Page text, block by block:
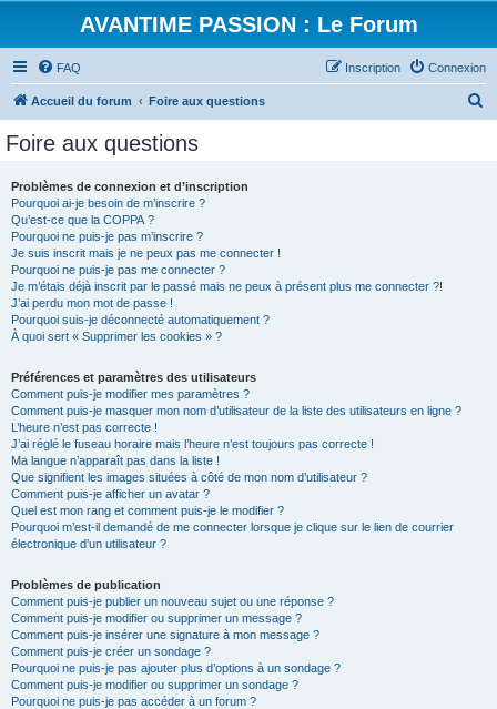
AVANTIME PASSION : Le Forum
FAQ Connexion
Inscription
Accueil du forum Foire aux questions
Foire aux questions
Problèmes de connexion et d’inscription
Pourquoi ai-je besoin de m’inscrire ?
Qu’est-ce que la COPPA ?
Pourquoi ne puis-je pas m’inscrire ?
Je suis inscrit mais je ne peux pas me connecter !
Pourquoi ne puis-je pas me connecter ?
Je m’étais déjà inscrit par le passé mais ne peux à présent plus me connecter ?!
J’ai perdu mon mot de passe !
Pourquoi suis-je déconnecté automatiquement ?
À quoi sert « Supprimer les cookies » ?
Préférences et paramètres des utilisateurs
Comment puis-je modifier mes paramètres ?
Comment puis-je masquer mon nom d’utilisateur de la liste des utilisateurs en ligne ?
L’heure n’est pas correcte !
J’ai réglé le fuseau horaire mais l’heure n’est toujours pas correcte !
Ma langue n’apparaît pas dans la liste !
Que signifient les images situées à côté de mon nom d’utilisateur ?
Comment puis-je afficher un avatar ?
Quel est mon rang et comment puis-je le modifier ?
Pourquoi m’est-il demandé de me connecter lorsque je clique sur le lien de courrier
électronique d’un utilisateur ?
Problèmes de publication
Comment puis-je publier un nouveau sujet ou une réponse ?
Comment puis-je modifier ou supprimer un message ?
Comment puis-je insérer une signature à mon message ?
Comment puis-je créer un sondage ?
Pourquoi ne puis-je pas ajouter plus d’options à un sondage ?
Comment puis-je modifier ou supprimer un sondage ?
Pourquoi ne puis-je pas accéder à un forum ?